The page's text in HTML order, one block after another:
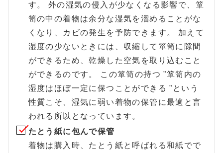
す。 外の湿気の侵入が少なくなる影響で、箪
笥の中の着物は余分な湿気を溜めることがな
くなり、カビの発生を予防できます。 加えて
湿度の少ないときには、収縮して箪笥に隙間
ができるため、乾燥した空気を取り込むこと
ができるのです。 この箪笥の持つ ”箪笥内の
湿度はほぼ一定に保つことができる ”という
性質こそ、湿気に弱い着物の保管に最適と言
われる所以となっています。
たとう紙に包んで保管
着物は購入時、たとう紙と呼ばれる和紙でで